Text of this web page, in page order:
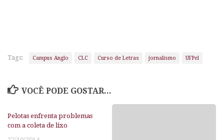
Tags: Campus Anglo CLC Curso de Letras jornalismo UFPel
VOCÊ PODE GOSTAR...
Pelotas enfrenta problemas
com a coleta de lixo